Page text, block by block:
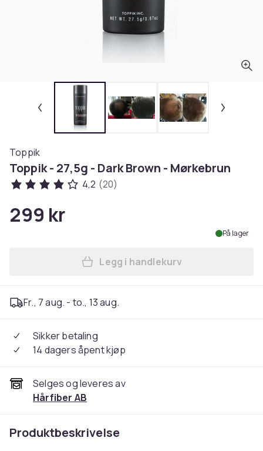
Toppik
Toppik - 27,5g - Dark Brown - Mørkebrun
4,2 (20)
299 kr
På lager
Legg Toppik - 27,5g - Dark
Legg i handlekurv
Fr., 7 aug. - to., 13 aug.
Sikker betaling
14 dagers åpent kjøp
Selges og leveres av
Hårfiber AB
Produktbeskrivelse